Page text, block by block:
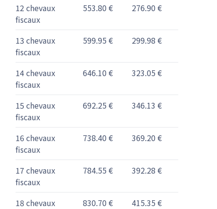
12 chevaux
fiscaux
553.80 € 276.90 €
13 chevaux
fiscaux
599.95 € 299.98 €
14 chevaux
fiscaux
646.10 € 323.05 €
15 chevaux
fiscaux
692.25 € 346.13 €
16 chevaux
fiscaux
738.40 € 369.20 €
17 chevaux
fiscaux
784.55 € 392.28 €
18 chevaux
830.70 € 415.35 €